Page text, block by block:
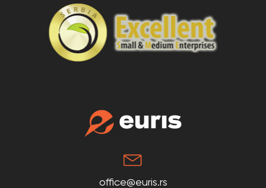
office@euris.rs